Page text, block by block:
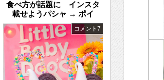
食べ方が話題に インスタ
載せようパシャ → ポイ
コメント7